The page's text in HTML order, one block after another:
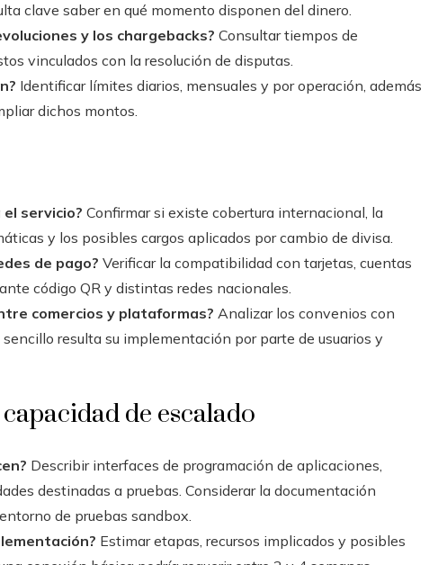
clave saber en qué momento disponen del dinero.
y los chargebacks? Consultar tiempos de
vinculados con la resolución de disputas.
Identificar límites diarios, mensuales y por operación, además
dichos montos.
el servicio? Confirmar si existe cobertura internacional, la
y los posibles cargos aplicados por cambio de divisa.
de pago? Verificar la compatibilidad con tarjetas, cuentas
código QR y distintas redes nacionales.
comercios y plataformas? Analizar los convenios con
resulta su implementación por parte de usuarios y
de escalado
Describir interfaces de programación de aplicaciones,
destinadas a pruebas. Considerar la documentación
de pruebas sandbox.
Estimar etapas, recursos implicados y posibles